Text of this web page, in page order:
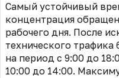
Самый устойчивый
концентрация
рабочего дня. После
технического
на период с 9:00 до
10:00 до 14:00.